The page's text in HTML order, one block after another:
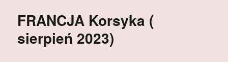
FRANCJA Korsyka (
sierpień 2023)